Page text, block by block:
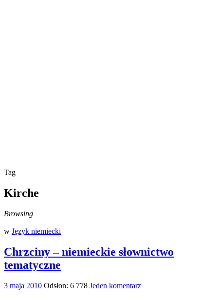
Tag
Kirche
Browsing
w Język niemiecki
Chrzciny – niemieckie słownictwo
tematyczne
3 maja 2010 Odsłon: 6 778 Jeden komentarz